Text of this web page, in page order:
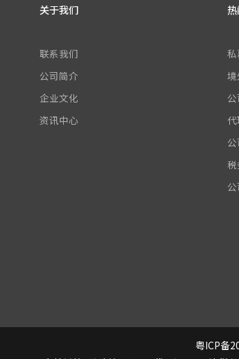
关于我们
联系我们
公司简介
企业文化
资讯中心
粤ICP备